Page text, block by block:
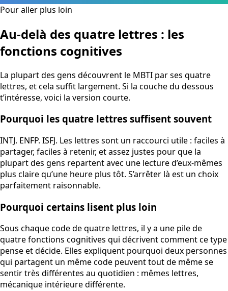
Pour aller plus loin
Au-delà des quatre lettres : les
fonctions cognitives
La plupart des gens découvrent le MBTI par ses quatre
lettres, et cela suffit largement. Si la couche du dessous
t’intéresse, voici la version courte.
Pourquoi les quatre lettres suffisent souvent
INTJ. ENFP. ISFJ. Les lettres sont un raccourci utile : faciles à
partager, faciles à retenir, et assez justes pour que la
plupart des gens repartent avec une lecture d’eux-mêmes
plus claire qu’une heure plus tôt. S’arrêter là est un choix
parfaitement raisonnable.
Pourquoi certains lisent plus loin
Sous chaque code de quatre lettres, il y a une pile de
quatre fonctions cognitives qui décrivent comment ce type
pense et décide. Elles expliquent pourquoi deux personnes
qui partagent un même code peuvent tout de même se
sentir très différentes au quotidien : mêmes lettres,
mécanique intérieure différente.